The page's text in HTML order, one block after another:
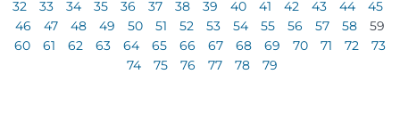
32
33 34 35 36 37 38 39 40 41 42 43 44
45
46
47 48 49 50 51 52 53 54 55 56 57 58
59
60
61 62 63 64 65 66 67 68 69 70 71 72
73
74
75 76 77 78 79